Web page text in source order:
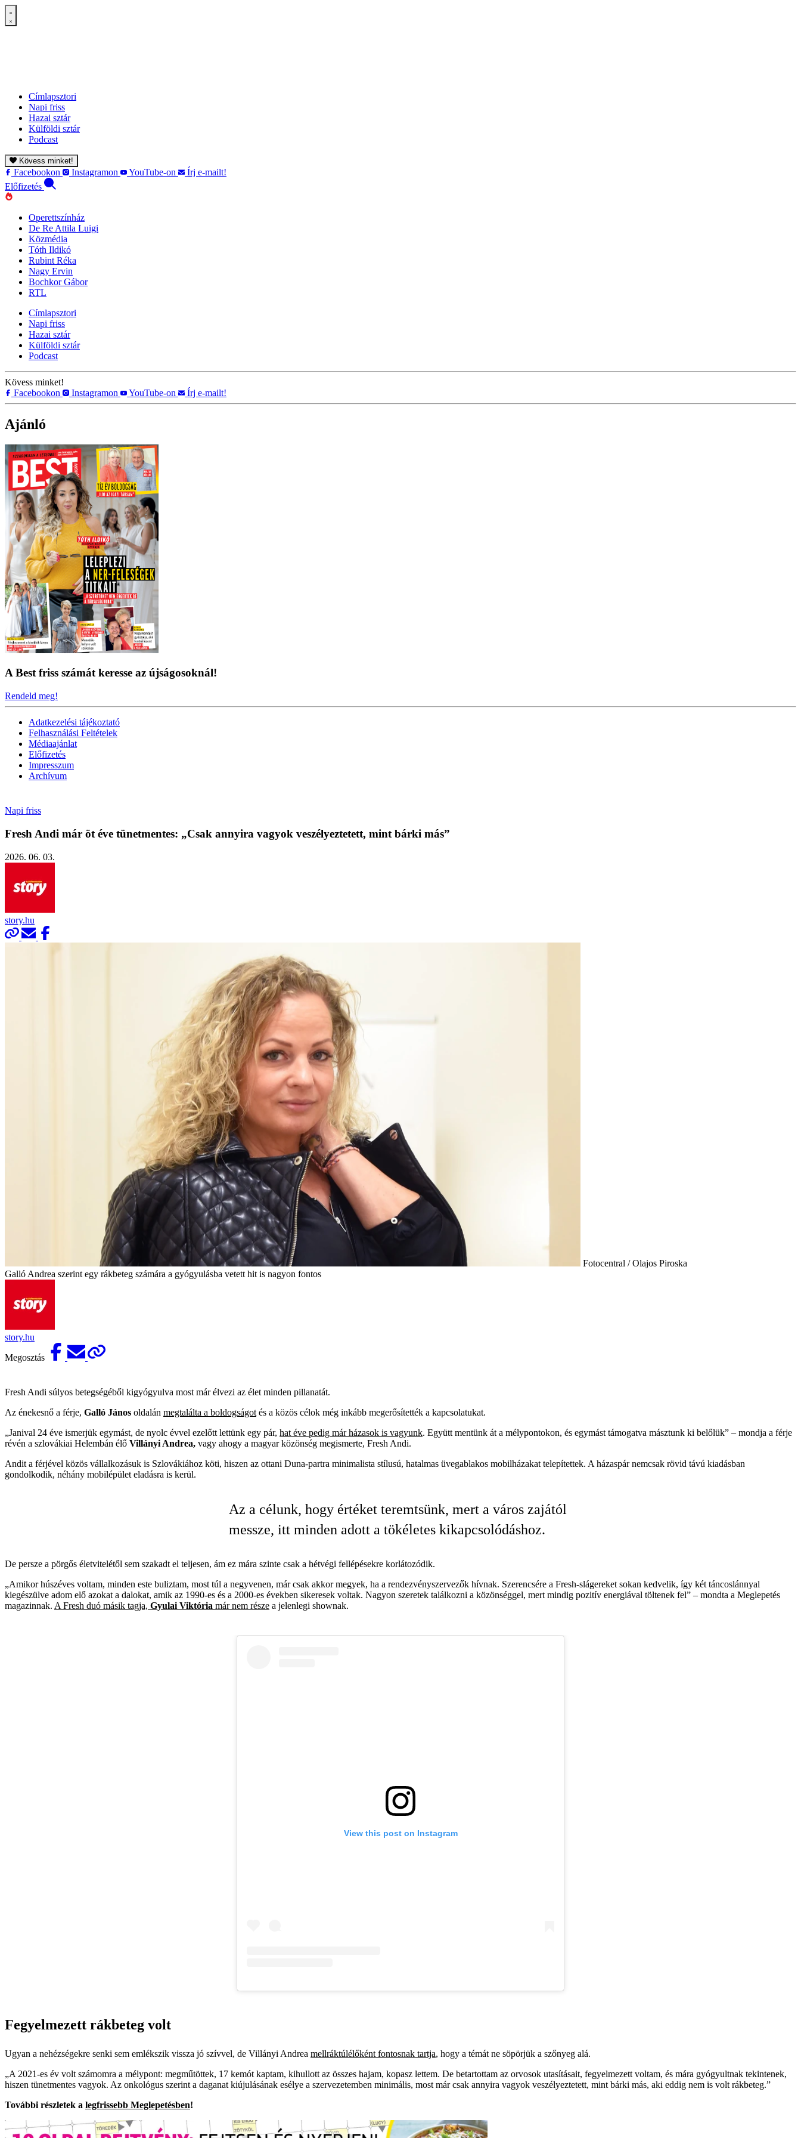
Címlapsztori
Napi friss
Hazai sztár
Külföldi sztár
Podcast
Kövess minket!
Facebookon Instagramon YouTube-on
Írj e-mailt!
Előfizetés
Operettszínház
De Re Attila Luigi
Közmédia
Tóth Ildikó
Rubint Réka
Nagy Ervin
Bochkor Gábor
RTL
Címlapsztori
Napi friss
Hazai sztár
Külföldi sztár
Podcast
Kövess minket!
Facebookon
Instagramon YouTube-on Írj e-mailt!
Ajánló
A Best friss számát keresse az újságosoknál!
Rendeld meg!
Adatkezelési tájékoztató
Felhasználási Feltételek
Médiaajánlat
Előfizetés
Impresszum
Archívum
Napi friss
Fresh Andi már öt éve tünetmentes: „Csak annyira vagyok veszélyeztetett, mint bárki más”
2026. 06. 03.
story.hu
Fotocentral / Olajos Piroska
Galló Andrea szerint egy rákbeteg számára a gyógyulásba vetett hit is nagyon fontos
story.hu
Megosztás
Fresh Andi súlyos betegségéből kigyógyulva most már élvezi az élet minden pillanatát.
Az énekesnő a férje, Galló János oldalán megtalálta a boldogságot és a közös célok még inkább megerősítették a kapcsolatukat.
„Janival 24 éve ismerjük egymást, de nyolc évvel ezelőtt lettünk egy pár, hat éve pedig már házasok is vagyunk. Együtt mentünk át a mélypontokon, és egymást támogatva másztunk ki belőlük” – mondja a férje
révén a szlovákiai Helembán élő Villányi Andrea, vagy ahogy a magyar közönség megismerte, Fresh Andi.
Andit a férjével közös vállalkozásuk is Szlovákiához köti, hiszen az ottani Duna-partra minimalista stílusú, hatalmas üvegablakos mobilházakat telepítettek. A házaspár nemcsak rövid távú kiadásban
gondolkodik, néhány mobilépület eladásra is kerül.
Az a célunk, hogy értéket teremtsünk, mert a város zajától
messze, itt minden adott a tökéletes kikapcsolódáshoz.
De persze a pörgős életvitelétől sem szakadt el teljesen, ám ez mára szinte csak a hétvégi fellépésekre korlátozódik.
„Amikor húszéves voltam, minden este buliztam, most túl a negyvenen, már csak akkor megyek, ha a rendezvényszervezők hívnak. Szerencsére a Fresh-slágereket sokan kedvelik, így két táncoslánnyal
kiegészülve adom elő azokat a dalokat, amik az 1990-es és a 2000-es években sikeresek voltak. Nagyon szeretek találkozni a közönséggel, mert mindig pozitív energiával töltenek fel” – mondta a Meglepetés
magazinnak. A Fresh duó másik tagja, Gyulai Viktória már nem része a jelenlegi shownak.
Fegyelmezett rákbeteg volt
Ugyan a nehézségekre senki sem emlékszik vissza jó szívvel, de Villányi Andrea mellráktúlélőként fontosnak tartja, hogy a témát ne söpörjük a szőnyeg alá.
„A 2021-es év volt számomra a mélypont: megműtöttek, 17 kemót kaptam, kihullott az összes hajam, kopasz lettem. De betartottam az orvosok utasításait, fegyelmezett voltam, és mára gyógyultnak tekintenek,
hiszen tünetmentes vagyok. Az onkológus szerint a daganat kiújulásának esélye a szervezetemben minimális, most már csak annyira vagyok veszélyeztetett, mint bárki más, aki eddig nem is volt rákbeteg.”
További részletek a legfrissebb Meglepetésben!